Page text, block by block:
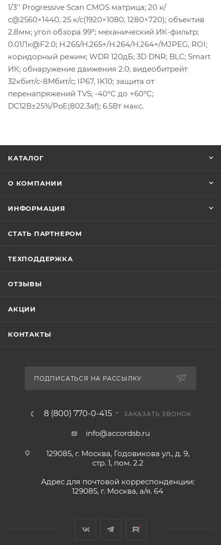
1/3'' Progressive Scan CMOS матрица; 20 к/
с@2560×1440, 25 к/с(1920×1080, 1280×720); объектив
2.8мм; угол обзора 99°; механический ИК-фильтр;
0.01Лк@F2.0; H.265/H.265+/H.264/H.264+/MJPEG, ROI;
коридорный режим; WDR 120дБ; 3D DNR; BLC; Smart
ИК; обнаружение движения 2.0; видеобитрейт
32кбит/с-8Мбит/с; IP67, IK10; защита от
перенапряжений TVS; -40°C до +60°C;
DC12В±25%/PoE(802.3af); 6.5Вт макс.
КАТАЛОГ
О КОМПАНИИ
ИНФОРМАЦИЯ
СТАТЬ ПАРТНЕРОМ
ТЕХПОДДЕРЖКА
ОТЗЫВЫ
АКЦИИ
КОНТАКТЫ
ПОДПИСАТЬСЯ НА РАССЫЛКУ
8 (800) 770-0-415 ЗАКАЗАТЬ ЗВОНОК
info@accordsb.ru
129085, г. Москва, Годовикова ул., д. 9,
стр. 1, пом. 2.2
Адрес для почтовой корреспонденции:
129085, г. Москва, а/я. 64